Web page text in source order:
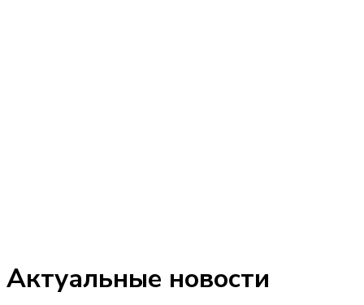
Актуальные новости